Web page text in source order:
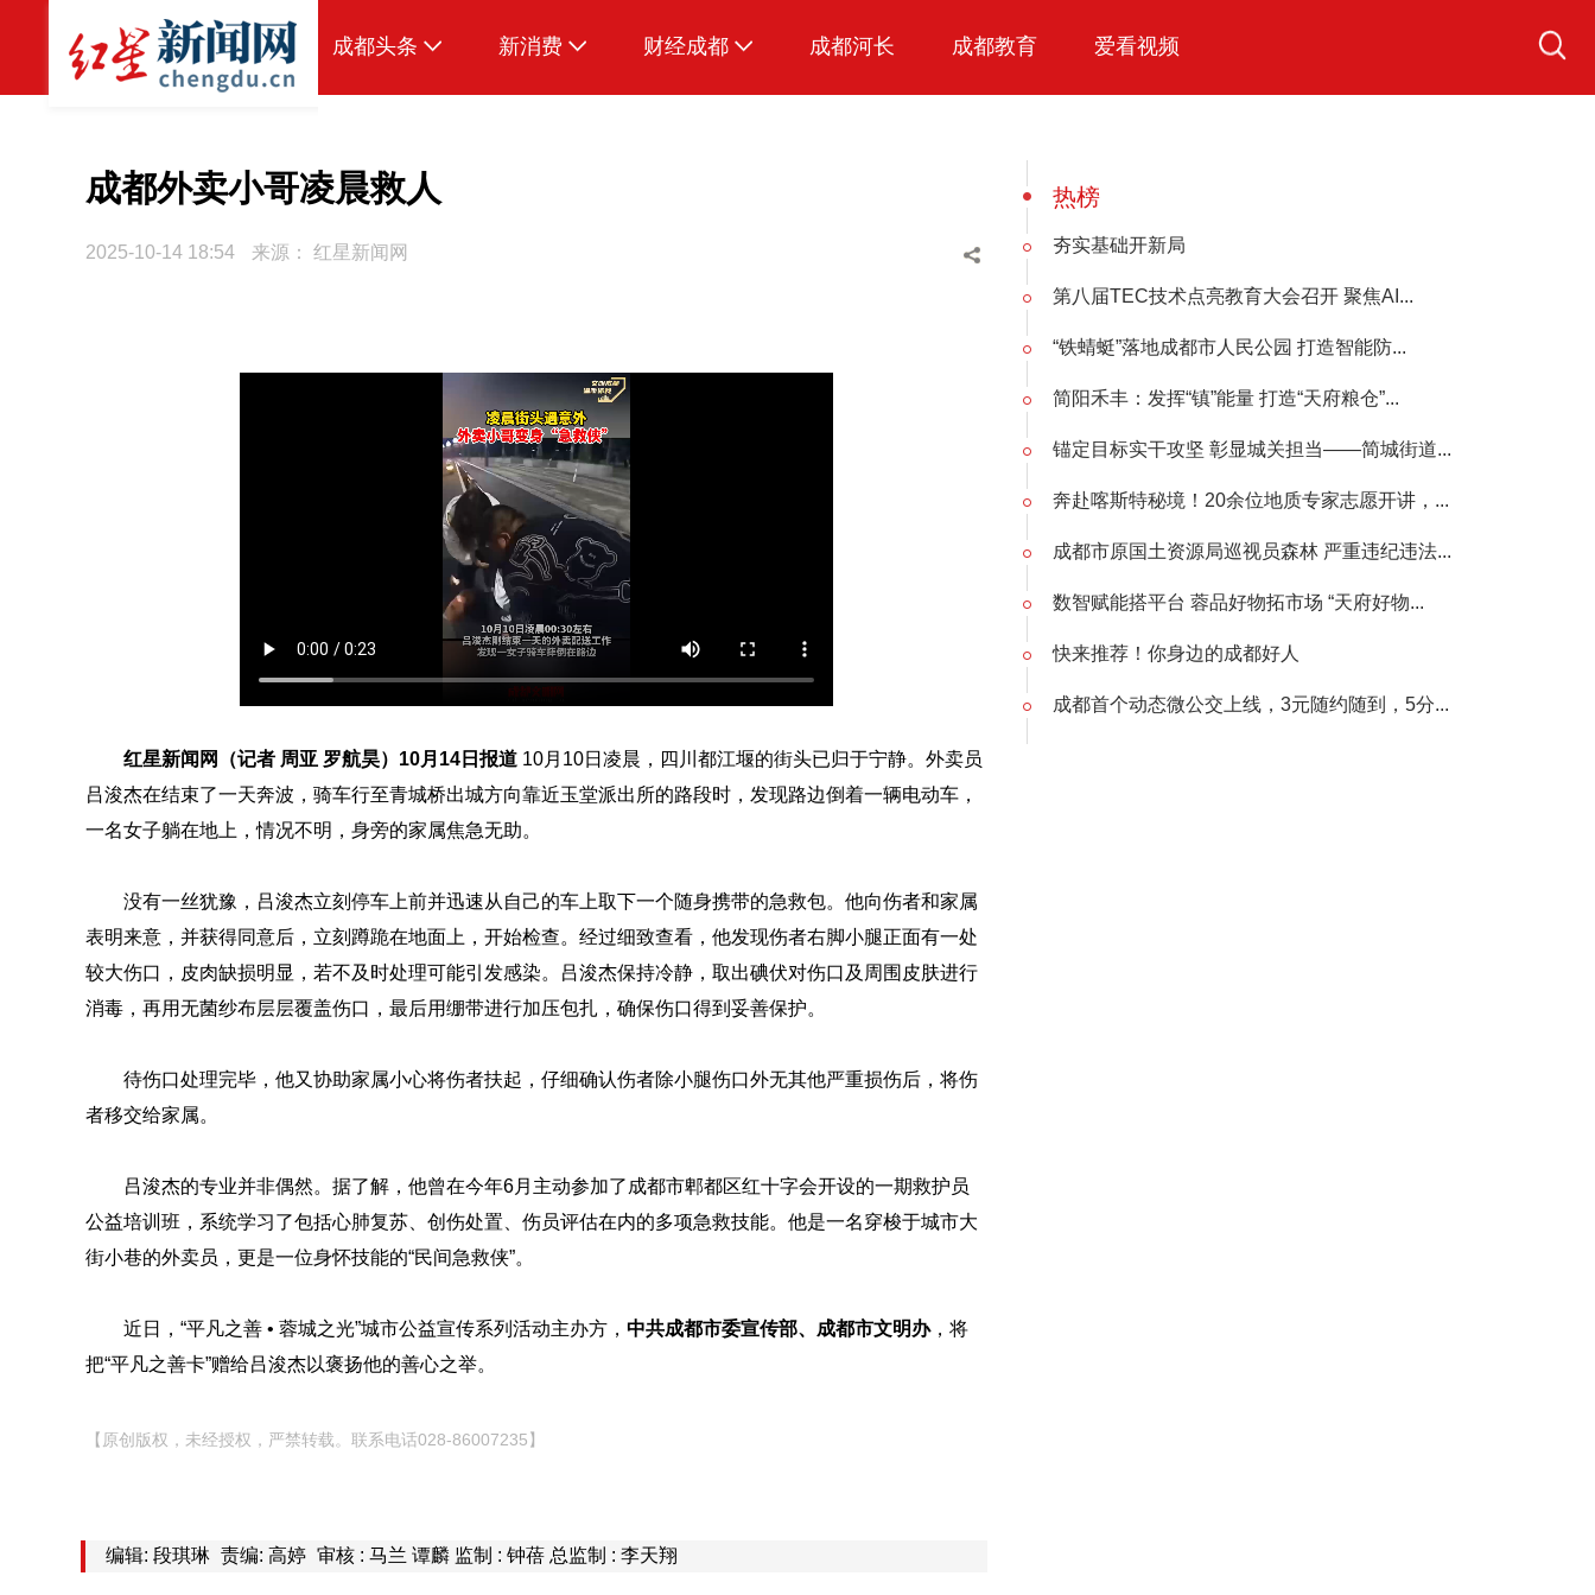
成都头条
本地
热点专题
新消费 财经成都 成都河长 成都教育 爱看视频
成都外卖小哥凌晨救人
2025-10-14 18:54 来源： 红星新闻网
红星新闻网（记者 周亚 罗航昊）10月14日报道 10月10日凌晨，四川都江堰的街头已归于宁静。外卖员
吕浚杰在结束了一天奔波，骑车行至青城桥出城方向靠近玉堂派出所的路段时，发现路边倒着一辆电动车，
一名女子躺在地上，情况不明，身旁的家属焦急无助。
没有一丝犹豫，吕浚杰立刻停车上前并迅速从自己的车上取下一个随身携带的急救包。他向伤者和家属
表明来意，并获得同意后，立刻蹲跪在地面上，开始检查。经过细致查看，他发现伤者右脚小腿正面有一处
较大伤口，皮肉缺损明显，若不及时处理可能引发感染。吕浚杰保持冷静，取出碘伏对伤口及周围皮肤进行
消毒，再用无菌纱布层层覆盖伤口，最后用绷带进行加压包扎，确保伤口得到妥善保护。
待伤口处理完毕，他又协助家属小心将伤者扶起，仔细确认伤者除小腿伤口外无其他严重损伤后，将伤
者移交给家属。
吕浚杰的专业并非偶然。据了解，他曾在今年6月主动参加了成都市郫都区红十字会开设的一期救护员
公益培训班，系统学习了包括心肺复苏、创伤处置、伤员评估在内的多项急救技能。他是一名穿梭于城市大
街小巷的外卖员，更是一位身怀技能的“民间急救侠”。
近日，“平凡之善 • 蓉城之光”城市公益宣传系列活动主办方， 中共成都市委宣传部、成都市文明办，将
把“平凡之善卡”赠给吕浚杰以褒扬他的善心之举。
【原创版权，未经授权，严禁转载。联系电话028-86007235】
编辑: 段琪琳 责编: 高婷 审核 : 马兰 谭麟 监制 : 钟蓓 总监制 : 李天翔
热榜
夯实基础开新局
第八届TEC技术点亮教育大会召开 聚焦AI...
“铁蜻蜓”落地成都市人民公园 打造智能防...
简阳禾丰：发挥“镇”能量 打造“天府粮仓”...
锚定目标实干攻坚 彰显城关担当——简城街道...
奔赴喀斯特秘境！20余位地质专家志愿开讲，...
成都市原国土资源局巡视员森林 严重违纪违法...
数智赋能搭平台 蓉品好物拓市场 “天府好物...
快来推荐！你身边的成都好人
成都首个动态微公交上线，3元随约随到，5分...